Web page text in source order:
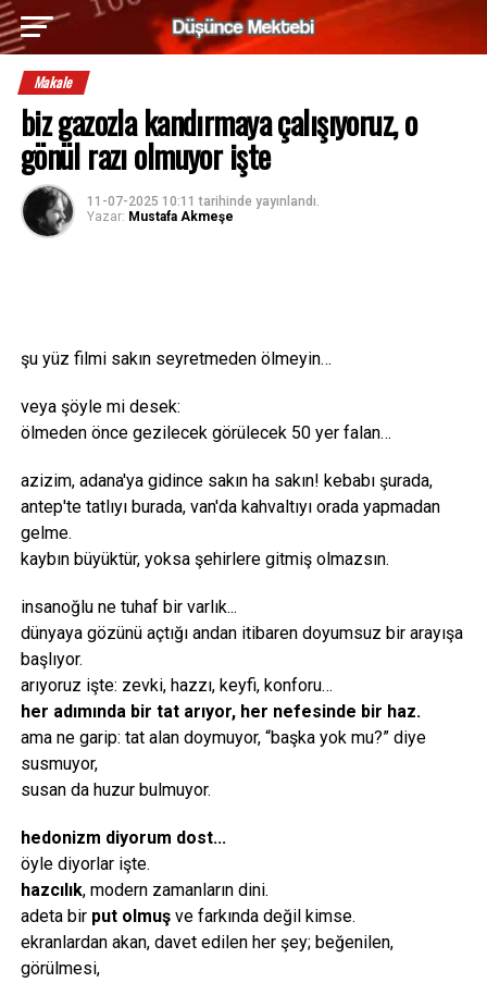
Makale
biz gazozla kandırmaya çalışıyoruz, o
gönül razı olmuyor işte
11-07-2025 10:11 tarihinde yayınlandı.
Yazar: Mustafa Akmeşe
şu yüz filmi sakın seyretmeden ölmeyin…
veya şöyle mi desek:
ölmeden önce gezilecek görülecek 50 yer falan…
azizim, adana'ya gidince sakın ha sakın! kebabı şurada,
antep'te tatlıyı burada, van'da kahvaltıyı orada yapmadan
gelme.
kaybın büyüktür, yoksa şehirlere gitmiş olmazsın.
insanoğlu ne tuhaf bir varlık...
dünyaya gözünü açtığı andan itibaren doyumsuz bir arayışa
başlıyor.
arıyoruz işte: zevki, hazzı, keyfi, konforu…
her adımında bir tat arıyor, her nefesinde bir haz.
ama ne garip: tat alan doymuyor, “başka yok mu?” diye
susmuyor,
susan da huzur bulmuyor.
hedonizm diyorum dost...
öyle diyorlar işte.
hazcılık, modern zamanların dini.
adeta birput olmuş ve farkında değil kimse.
ekranlardan akan, davet edilen her şey; beğenilen,
görülmesi,